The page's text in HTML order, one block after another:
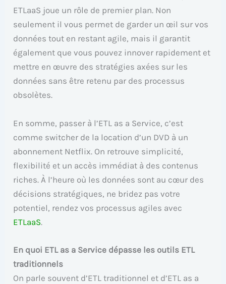
ETLaaS joue un rôle de premier plan. Non
seulement il vous permet de garder un œil sur vos
données tout en restant agile, mais il garantit
également que vous pouvez innover rapidement et
mettre en œuvre des stratégies axées sur les
données sans être retenu par des processus
obsolètes.
En somme, passer à l’ETL as a Service, c’est
comme switcher de la location d’un DVD à un
abonnement Netflix. On retrouve simplicité,
flexibilité et un accès immédiat à des contenus
riches. À l’heure où les données sont au cœur des
décisions stratégiques, ne bridez pas votre
potentiel, rendez vos processus agiles avec
ETLaaS.
En quoi ETL as a Service dépasse les outils ETL
traditionnels
On parle souvent d’ETL traditionnel et d’ETL as a